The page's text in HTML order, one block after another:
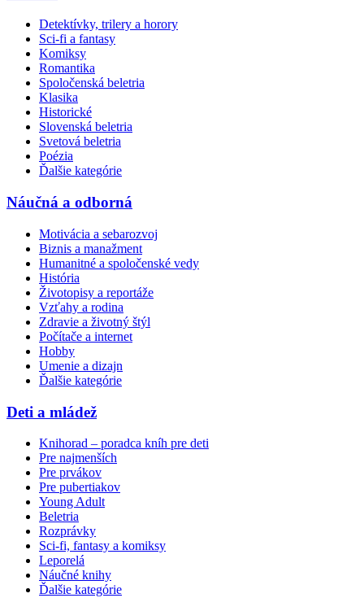
Detektívky, trilery a horory
Sci-fi a fantasy
Komiksy
Romantika
Spoločenská beletria
Klasika
Historické
Slovenská beletria
Svetová beletria
Poézia
Ďalšie kategórie
Náučná a odborná
Motivácia a sebarozvoj
Biznis a manažment
Humanitné a spoločenské vedy
História
Životopisy a reportáže
Vzťahy a rodina
Zdravie a životný štýl
Počítače a internet
Hobby
Umenie a dizajn
Ďalšie kategórie
Deti a mládež
Knihorad – poradca kníh pre deti
Pre najmenších
Pre prvákov
Pre pubertiakov
Young Adult
Beletria
Rozprávky
Sci-fi, fantasy a komiksy
Leporelá
Náučné knihy
Ďalšie kategórie